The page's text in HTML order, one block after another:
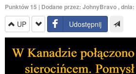
Punktów 15 | Dodane przez: JohnyBravo,
UP Udostępnij